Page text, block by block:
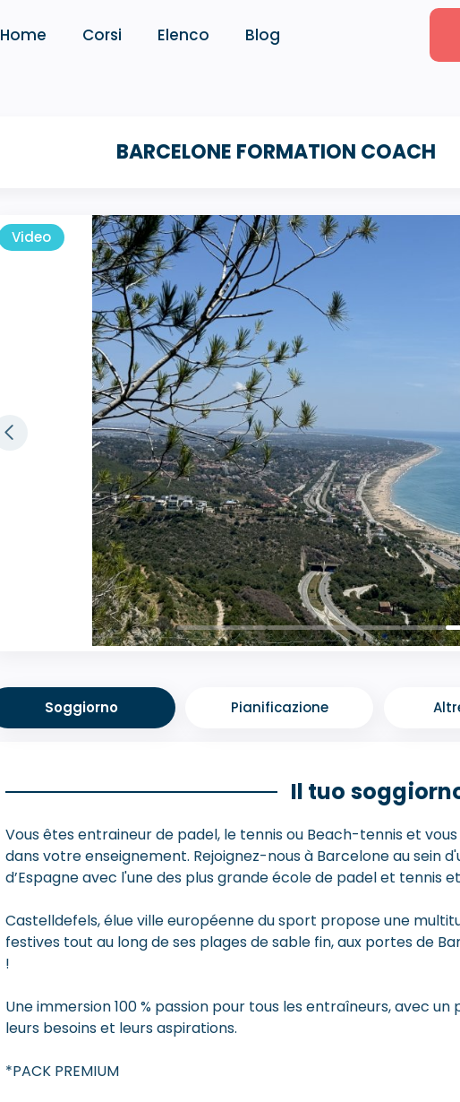
Home Corsi Elenco Blog
BARCELONE FORMATION COACH
Video
Soggiorno Pianificazione
Il tuo
Vous êtes entraineur de padel, le tennis ou Beach-tennis et
dans votre enseignement. Rejoignez-nous à Barcelone au sein
d’Espagne avec l'une des plus grande école de padel et tennis
Castelldefels, élue ville européenne du sport propose une
festives tout au long de ses plages de sable fin, aux portes de
!
Une immersion 100 % passion pour tous les entraîneurs, avec
leurs besoins et leurs aspirations.
*PACK PREMIUM